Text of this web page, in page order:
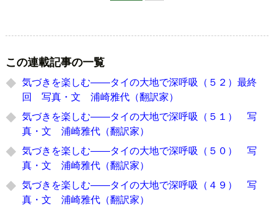
この連載記事の一覧
気づきを楽しむ――タイの大地で深呼吸（５２）最終
回 写真・文 浦崎雅代（翻訳家）
気づきを楽しむ――タイの大地で深呼吸（５１） 写
真・文 浦崎雅代（翻訳家）
気づきを楽しむ――タイの大地で深呼吸（５０） 写
真・文 浦崎雅代（翻訳家）
気づきを楽しむ――タイの大地で深呼吸（４９） 写
真・文 浦崎雅代（翻訳家）